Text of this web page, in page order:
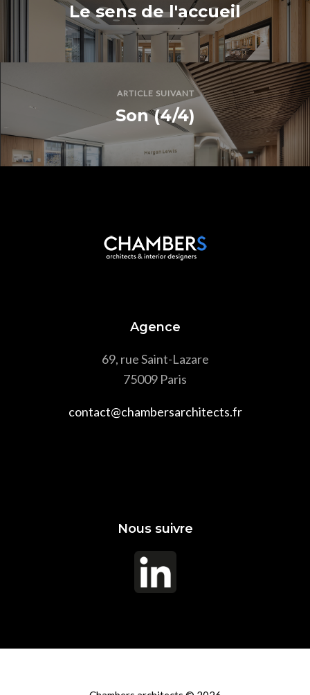
Le sens de l'accueil
ARTICLE SUIVANT
Son (4/4)
Agence
69, rue Saint-Lazare
75009 Paris
contact@chambersarchitects.fr
Nous suivre